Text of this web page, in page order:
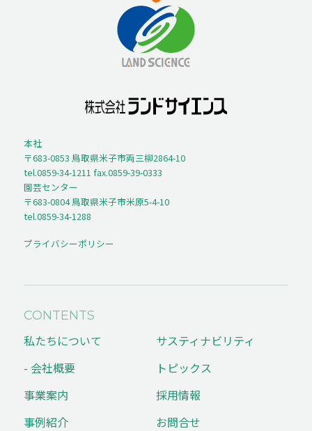
本社
〒683-0853 鳥取県米子市両三柳2864-10
tel.0859-34-1211 fax.0859-39-0333
園芸センター
〒683-0804 鳥取県米子市米原5-4-10
tel.0859-34-1288
プライバシーポリシー
CONTENTS
私たちについて
- 会社概要
事業案内
事例紹介
サスティナビリティ
トピックス
採用情報
お問合せ